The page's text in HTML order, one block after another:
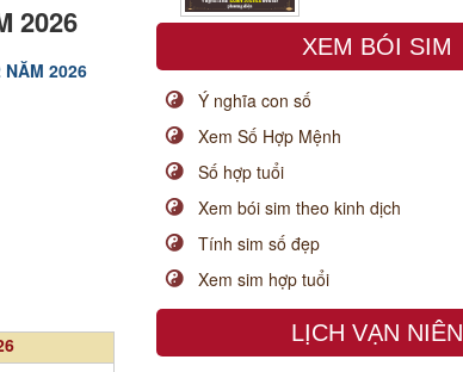
2026
NĂM 2026
XEM BÓI SIM
Ý nghĩa con số
Xem Số Hợp Mệnh
Số hợp tuổi
Xem bói sim theo kinh dịch
Tính sim số đẹp
Xem sim hợp tuổi
LỊCH VẠN NIÊN